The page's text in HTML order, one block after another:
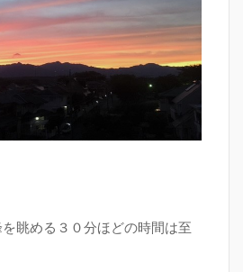
眺める３０分ほどの時間は至